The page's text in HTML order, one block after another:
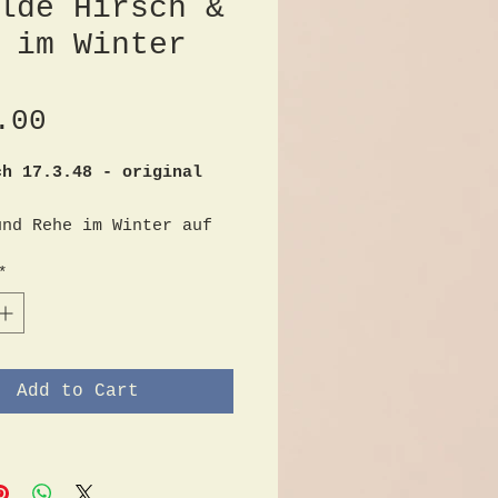
Hirsch &
im Winter
17.3.48 - original
Rehe im Winter auf
und datiert unten
Zustand, keine Löcher
112cm x 78cm, Rahmen
*
Add to Cart